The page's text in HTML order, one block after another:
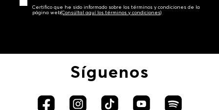
Certifico que he sido informado sobre los términos y condiciones de la
página web‎(Consúltal aquí los términos y condiciones)
Síguenos